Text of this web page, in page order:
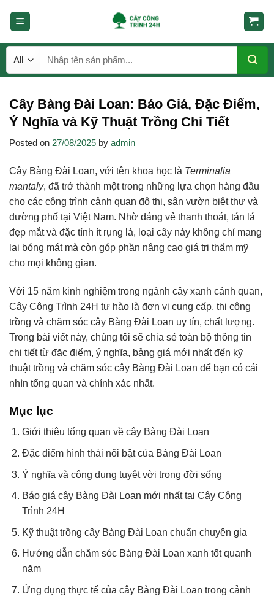
kiếm:
Cây Bàng Đài Loan: Báo Giá, Đặc Điểm,
Ý Nghĩa và Kỹ Thuật Trồng Chi Tiết
Posted on 27/08/2025 by admin
Cây Bàng Đài Loan, với tên khoa học là Terminalia
mantaly, đã trở thành một trong những lựa chọn hàng đầu
cho các công trình cảnh quan đô thị, sân vườn biệt thự và
đường phố tại Việt Nam. Nhờ dáng vẻ thanh thoát, tán lá
đẹp mắt và đặc tính ít rụng lá, loại cây này không chỉ mang
lại bóng mát mà còn góp phần nâng cao giá trị thẩm mỹ
cho mọi không gian.
Với 15 năm kinh nghiệm trong ngành cây xanh cảnh quan,
Cây Công Trình 24H tự hào là đơn vị cung cấp, thi công
trồng và chăm sóc cây Bàng Đài Loan uy tín, chất lượng.
Trong bài viết này, chúng tôi sẽ chia sẻ toàn bộ thông tin
chi tiết từ đặc điểm, ý nghĩa, bảng giá mới nhất đến kỹ
thuật trồng và chăm sóc cây Bàng Đài Loan để bạn có cái
nhìn tổng quan và chính xác nhất.
Mục lục
Giới thiệu tổng quan về cây Bàng Đài Loan
Đặc điểm hình thái nổi bật của Bàng Đài Loan
Ý nghĩa và công dụng tuyệt vời trong đời sống
Báo giá cây Bàng Đài Loan mới nhất tại Cây Công
Trình 24H
Kỹ thuật trồng cây Bàng Đài Loan chuẩn chuyên gia
Hướng dẫn chăm sóc Bàng Đài Loan xanh tốt quanh
năm
Ứng dụng thực tế của cây Bàng Đài Loan trong cảnh